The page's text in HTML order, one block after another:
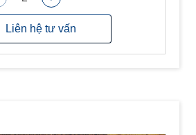
Liên hệ tư vấn